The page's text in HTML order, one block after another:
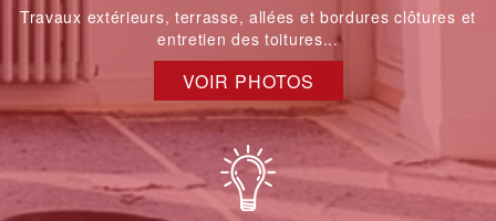
Travaux extérieurs, terrasse, allées et bordures clôtures et
entretien des toitures...
VOIR PHOTOS